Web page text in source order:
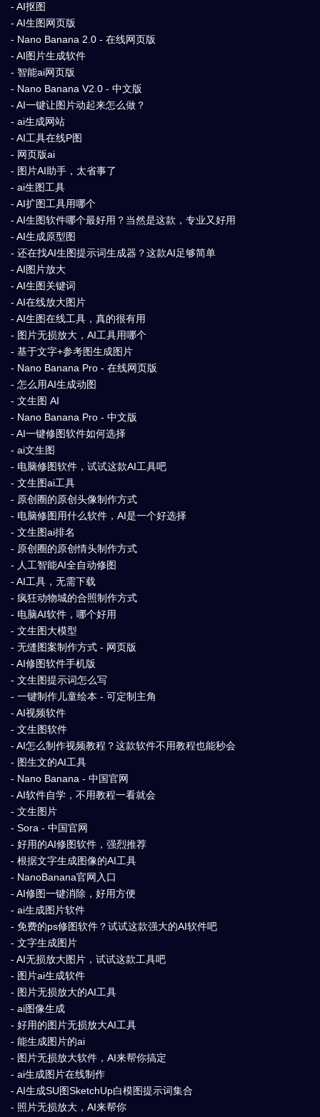
- AI抠图
- AI生图网页版
- Nano Banana 2.0 - 在线网页版
- AI图片生成软件
- 智能ai网页版
- Nano Banana V2.0 - 中文版
- AI一键让图片动起来怎么做？
- ai生成网站
- AI工具在线P图
- 网页版ai
- 图片AI助手，太省事了
- ai生图工具
- AI扩图工具用哪个
- AI生图软件哪个最好用？当然是这款，专业又好用
- AI生成原型图
- 还在找AI生图提示词生成器？这款AI足够简单
- AI图片放大
- AI生图关键词
- AI在线放大图片
- AI生图在线工具，真的很有用
- 图片无损放大，AI工具用哪个
- 基于文字+参考图生成图片
- Nano Banana Pro - 在线网页版
- 怎么用AI生成动图
- 文生图 AI
- Nano Banana Pro - 中文版
- AI一键修图软件如何选择
- ai文生图
- 电脑修图软件，试试这款AI工具吧
- 文生图ai工具
- 原创圈的原创头像制作方式
- 电脑修图用什么软件，AI是一个好选择
- 文生图ai排名
- 原创圈的原创情头制作方式
- 人工智能AI全自动修图
- AI工具，无需下载
- 疯狂动物城的合照制作方式
- 电脑AI软件，哪个好用
- 文生图大模型
- 无缝图案制作方式 - 网页版
- AI修图软件手机版
- 文生图提示词怎么写
- 一键制作儿童绘本 - 可定制主角
- AI视频软件
- 文生图软件
- AI怎么制作视频教程？这款软件不用教程也能秒会
- 图生文的AI工具
- Nano Banana - 中国官网
- AI软件自学，不用教程一看就会
- 文生图片
- Sora - 中国官网
- 好用的AI修图软件，强烈推荐
- 根据文字生成图像的AI工具
- NanoBanana官网入口
- AI修图一键消除，好用方便
- ai生成图片软件
- 免费的ps修图软件？试试这款强大的AI软件吧
- 文字生成图片
- AI无损放大图片，试试这款工具吧
- 图片ai生成软件
- 图片无损放大的AI工具
- ai图像生成
- 好用的图片无损放大AI工具
- 能生成图片的ai
- 图片无损放大软件，AI来帮你搞定
- ai生成图片在线制作
- AI生成SU图SketchUp白模图提示词集合
- 照片无损放大，AI来帮你